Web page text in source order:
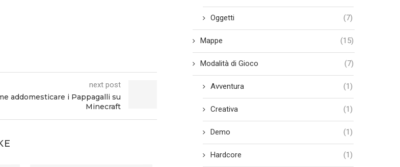
next post
addomesticare i Pappagalli su
Minecraft
Oggetti (7)
Mappe (15)
Modalità di Gioco (7)
Avventura (1)
Creativa (1)
Demo (1)
Hardcore (1)